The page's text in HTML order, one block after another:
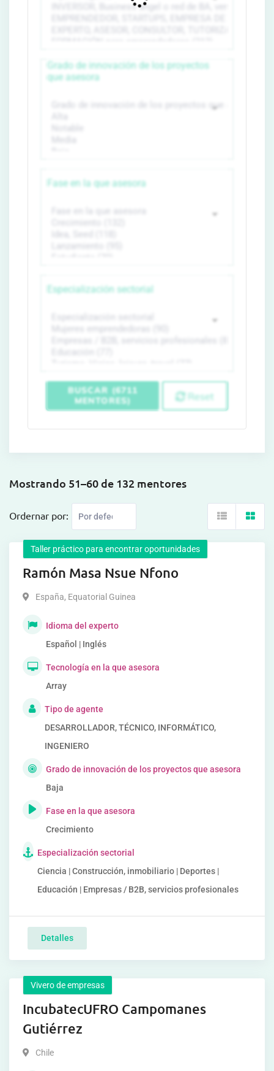
Grado de innovación de los proyectos
que asesora
Fase en la que asesora
Especialización sectorial
BUSCAR (6711
MENTORES)
Reset
Mostrando 51–60 de 132 mentores
Ordernar por:
Taller práctico para encontrar oportunidades
Ramón Masa Nsue Nfono
España, Equatorial Guinea
Idioma del experto
Español | Inglés
Tecnología en la que asesora
Array
Tipo de agente
DESARROLLADOR, TÉCNICO, INFORMÁTICO,
INGENIERO
Grado de innovación de los proyectos que asesora
Baja
Fase en la que asesora
Crecimiento
Especialización sectorial
Ciencia | Construcción, inmobiliario | Deportes |
Educación | Empresas / B2B, servicios profesionales
Detalles
Vivero de empresas
IncubatecUFRO Campomanes
Gutiérrez
Chile